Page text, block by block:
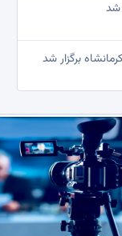
شد
برگزار شد